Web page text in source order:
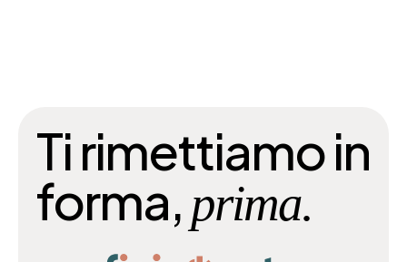
Ti rimettiamo in
forma, prima.